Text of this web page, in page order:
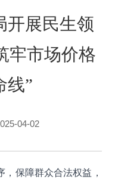
开展民生领
牢市场价格
线”
04-02
保障群众合法权益，